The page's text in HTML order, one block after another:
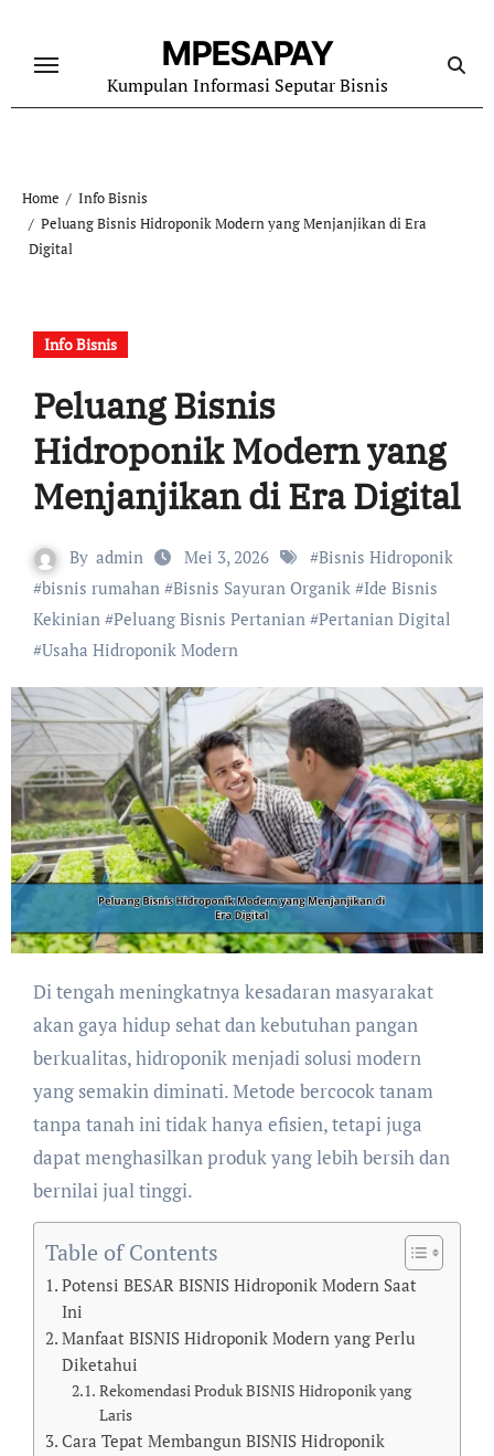
content
MPESAPAY
Kumpulan Informasi Seputar Bisnis
Home
Info Bisnis
Peluang Bisnis Hidroponik Modern yang Menjanjikan di Era
Digital
Info Bisnis
Peluang Bisnis
Hidroponik Modern yang
Menjanjikan di Era Digital
By admin Mei 3, 2026 #Bisnis Hidroponik
#bisnis rumahan#Bisnis Sayuran Organik#Ide Bisnis
Kekinian#Peluang Bisnis Pertanian#Pertanian Digital
#Usaha Hidroponik Modern
Di tengah meningkatnya kesadaran masyarakat
akan gaya hidup sehat dan kebutuhan pangan
berkualitas, hidroponik menjadi solusi modern
yang semakin diminati. Metode bercocok tanam
tanpa tanah ini tidak hanya efisien, tetapi juga
dapat menghasilkan produk yang lebih bersih dan
bernilai jual tinggi.
Table of Contents
Potensi BESAR BISNIS Hidroponik Modern Saat
Ini
Manfaat BISNIS Hidroponik Modern yang Perlu
Diketahui
Rekomendasi Produk BISNIS Hidroponik yang
Laris
Cara Tepat Membangun BISNIS Hidroponik